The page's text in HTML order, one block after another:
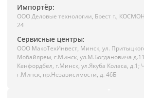
Импортёр:
ООО Деловые технологии, Брест г.,
24
Сервисные центры:
ООО МакоТехИнвест, Минск, ул.
Мобайлрем, г.Минск, ул.М.Богдановича
Кенфордбел, г.Минск, ул.Якуба Коласа,
г.Минск, пр.Независимости, д. 46Б